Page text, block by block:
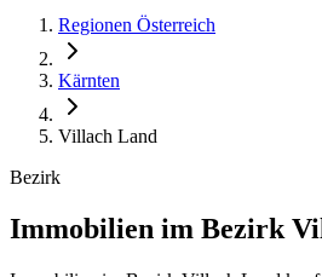
Regionen Österreich
Kärnten
Villach Land
Bezirk
Immobilien im Bezirk